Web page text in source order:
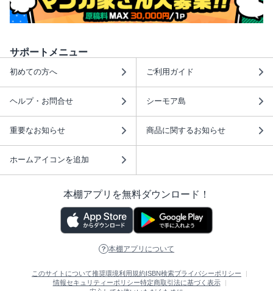
サポートメニュー
初めての方へ ご利用ガイド
ヘルプ・お問合せ シーモア島
重要なお知らせ 商品に関するお知らせ
ホームアイコンを追加
本棚アプリを無料ダウンロード！
本棚アプリについて
このサイトについて推奨環境利用規約ISBN検索プライバシーポリシー
情報セキュリティーポリシー特定商取引法に基づく表示